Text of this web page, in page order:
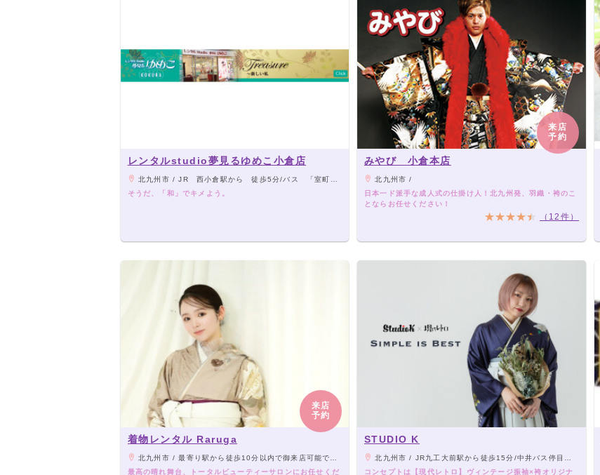
レンタルstudio夢見るゆめこ小倉店
北九州市 / JR 西小倉駅から 徒歩5分/バス 「室町・リバーウォーク」 徒歩1分
そうだ、「和」でキメよう。
来店
予約
みやび 小倉本店
北九州市 /
日本一ド派手な成人式の仕掛け人！北九州発、羽織・袴のこ
とならお任せください！
（12件）
来店
予約
着物レンタル Raruga
北九州市 / 最寄り駅から徒歩10分以内で御来店可能でございます。マップでは、現在“富士見パーキングビル”でお調べ頂くと出てきます！
最高の晴れ舞台、トータルビューティーサロンにお任せくだ
STUDIO K
北九州市 / JR九工大前駅から徒歩15分/中井バス停目の前
コンセプトは【現代レトロ】ヴィンテージ振袖×袴オリジナ